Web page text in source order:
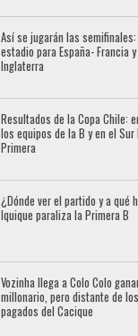
Así se jugarán las
estadio para España- Francia
Inglaterra
Resultados de la Copa Chile:
los equipos de la B y en el
Primera
¿Dónde ver el partido y a qué
Iquique paraliza la Primera B
Vozinha llega a Colo Colo
millonario, pero distante de
pagados del Cacique